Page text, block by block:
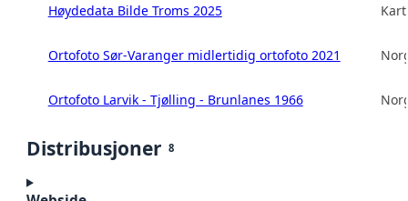
Høydedata Bilde Troms 2025
Ortofoto Sør-Varanger midlertidig ortofoto 2021
Ortofoto Larvik - Tjølling - Brunlanes 1966
Distribusjoner 8